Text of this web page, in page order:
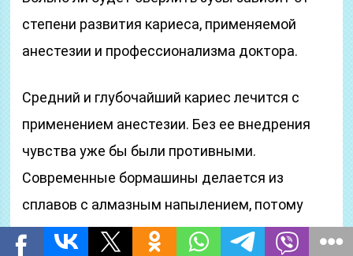
степени развития кариеса, применяемой
анестезии и профессионализма доктора.
Средний и глубочайший кариес лечится с
применением анестезии. Без ее внедрения
чувства уже бы были противными.
Современные бормашины делается из
сплавов с алмазным напылением, потому
дантист мало травмирует неповрежденные